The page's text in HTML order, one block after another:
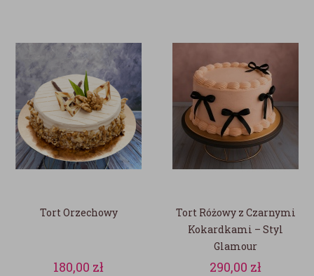
Tort Orzechowy
180,00 zł
Tort Różowy z Czarnymi
Kokardkami – Styl
Glamour
290,00 zł